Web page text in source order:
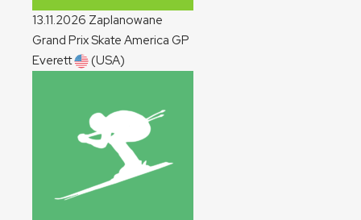
13.11.2026 Zaplanowane
Grand Prix Skate America GP
Everett
(USA)